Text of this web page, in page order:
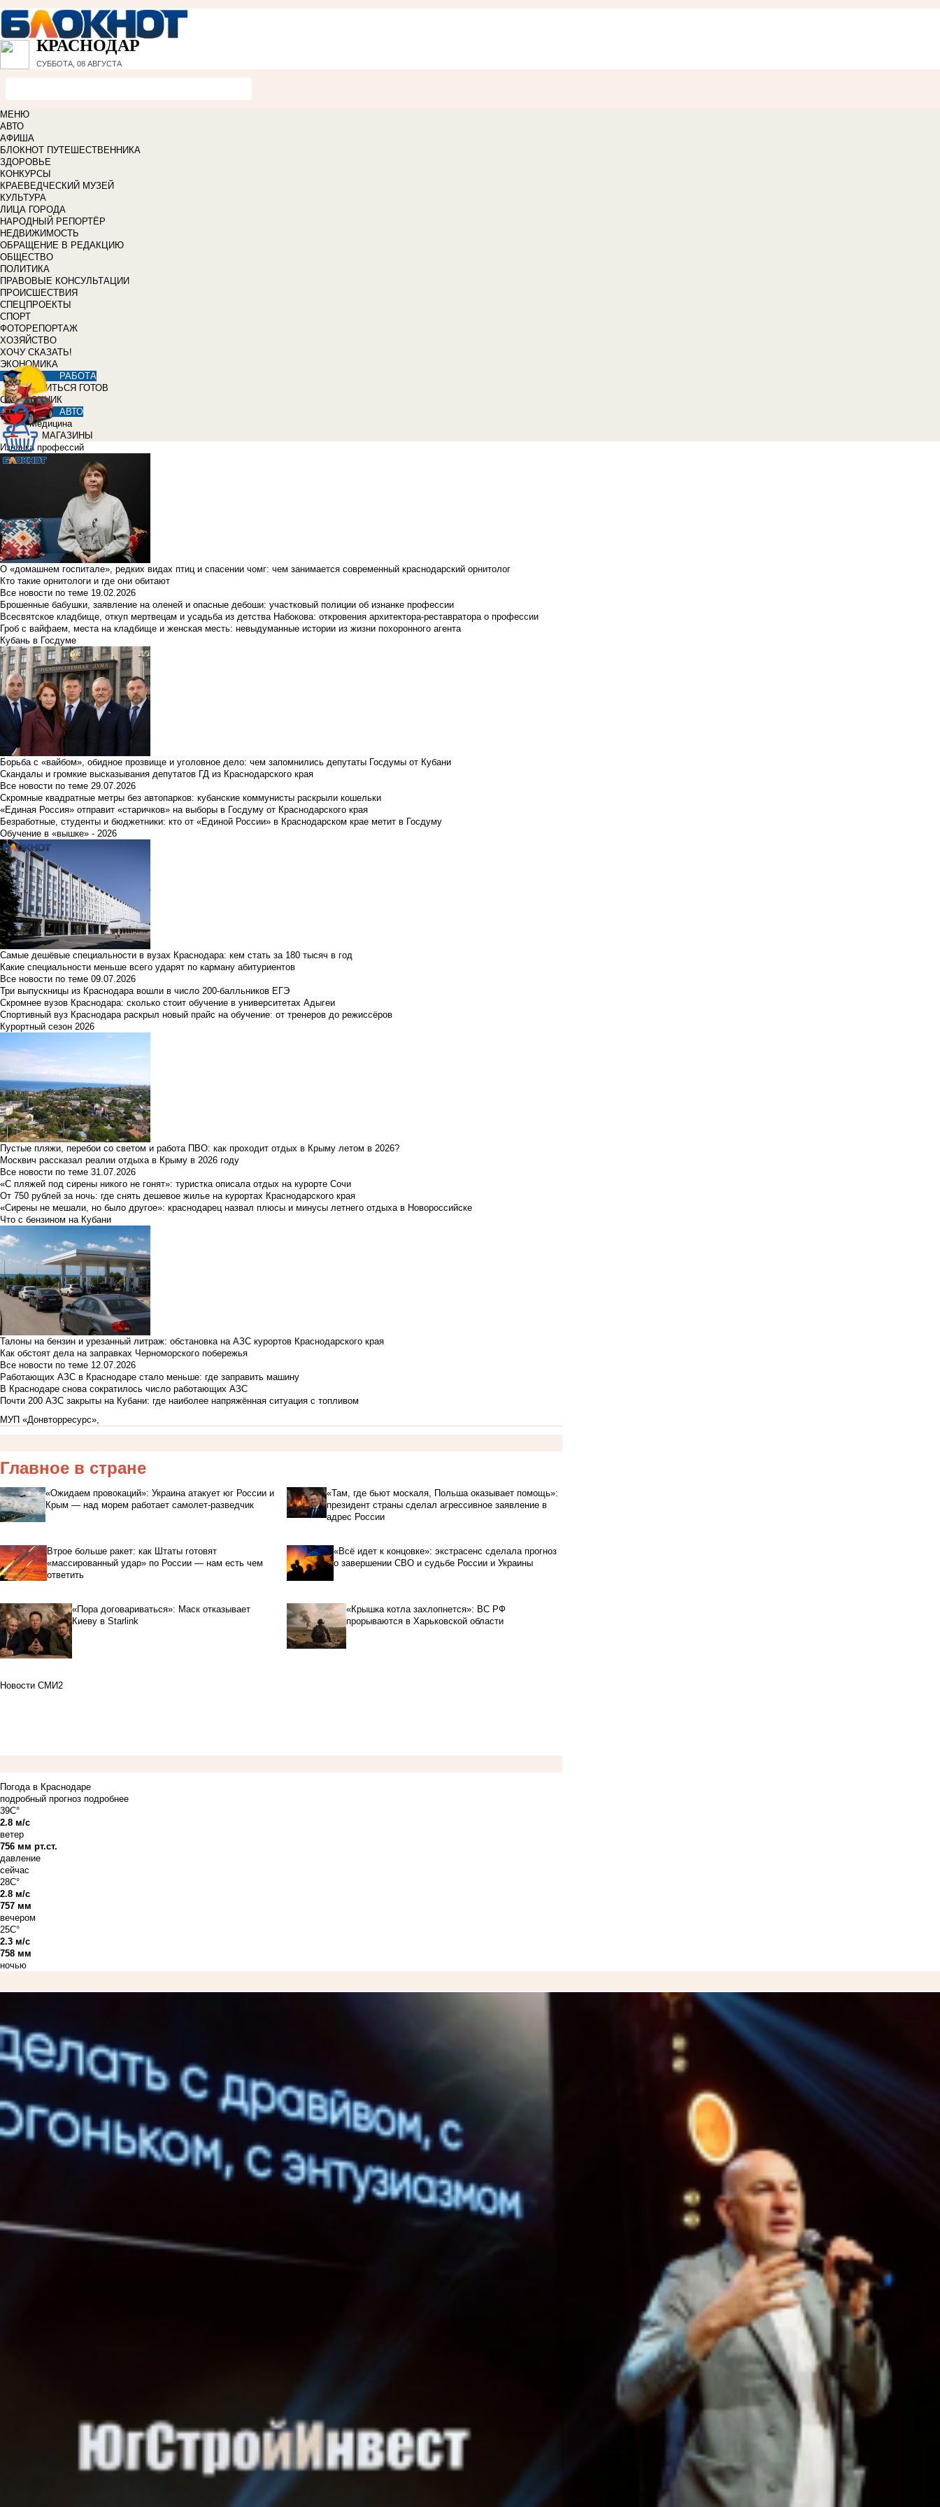
КРАСНОДАР
СУББОТА, 08 АВГУСТА
МЕНЮ
АВТО
АФИША
БЛОКНОТ ПУТЕШЕСТВЕННИКА
ЗДОРОВЬЕ
КОНКУРСЫ
КРАЕВЕДЧЕСКИЙ МУЗЕЙ
КУЛЬТУРА
ЛИЦА ГОРОДА
НАРОДНЫЙ РЕПОРТЁР
НЕДВИЖИМОСТЬ
ОБРАЩЕНИЕ В РЕДАКЦИЮ
ОБЩЕСТВО
ПОЛИТИКА
ПРАВОВЫЕ КОНСУЛЬТАЦИИ
ПРОИСШЕСТВИЯ
СПЕЦПРОЕКТЫ
СПОРТ
ФОТОРЕПОРТАЖ
ХОЗЯЙСТВО
ХОЧУ СКАЗАТЬ!
ЭКОНОМИКА
РАБОТА
УЧИТЬСЯ ГОТОВ
СПРАВОЧНИК
АВТО
Медицина
МАГАЗИНЫ
Изнанка профессий
О «домашнем госпитале», редких видах птиц и спасении чомг: чем занимается современный краснодарский орнитолог
Кто такие орнитологи и где они обитают
Все новости по теме 19.02.2026
Брошенные бабушки, заявление на оленей и опасные дебоши: участковый полиции об изнанке профессии
Всесвятское кладбище, откуп мертвецам и усадьба из детства Набокова: откровения архитектора-реставратора о профессии
Гроб с вайфаем, места на кладбище и женская месть: невыдуманные истории из жизни похоронного агента
Кубань в Госдуме
Борьба с «вайбом», обидное прозвище и уголовное дело: чем запомнились депутаты Госдумы от Кубани
Скандалы и громкие высказывания депутатов ГД из Краснодарского края
Все новости по теме 29.07.2026
Скромные квадратные метры без автопарков: кубанские коммунисты раскрыли кошельки
«Единая Россия» отправит «старичков» на выборы в Госдуму от Краснодарского края
Безработные, студенты и бюджетники: кто от «Единой России» в Краснодарском крае метит в Госдуму
Обучение в «вышке» - 2026
Самые дешёвые специальности в вузах Краснодара: кем стать за 180 тысяч в год
Какие специальности меньше всего ударят по карману абитуриентов
Все новости по теме 09.07.2026
Три выпускницы из Краснодара вошли в число 200-балльников ЕГЭ
Скромнее вузов Краснодара: сколько стоит обучение в университетах Адыгеи
Спортивный вуз Краснодара раскрыл новый прайс на обучение: от тренеров до режиссёров
Курортный сезон 2026
Пустые пляжи, перебои со светом и работа ПВО: как проходит отдых в Крыму летом в 2026?
Москвич рассказал реалии отдыха в Крыму в 2026 году
Все новости по теме 31.07.2026
«С пляжей под сирены никого не гонят»: туристка описала отдых на курорте Сочи
От 750 рублей за ночь: где снять дешевое жилье на курортах Краснодарского края
«Сирены не мешали, но было другое»: краснодарец назвал плюсы и минусы летнего отдыха в Новороссийске
Что с бензином на Кубани
Талоны на бензин и урезанный литраж: обстановка на АЗС курортов Краснодарского края
Как обстоят дела на заправках Черноморского побережья
Все новости по теме 12.07.2026
Работающих АЗС в Краснодаре стало меньше: где заправить машину
В Краснодаре снова сократилось число работающих АЗС
Почти 200 АЗС закрыты на Кубани: где наиболее напряжённая ситуация с топливом
МУП «Донвторресурс»,
Главное в стране
«Ожидаем провокаций»: Украина атакует юг России и
Крым — над морем работает самолет-разведчик
«Там, где бьют москаля, Польша оказывает помощь»:
президент страны сделал агрессивное заявление в
адрес России
Втрое больше ракет: как Штаты готовят
«массированный удар» по России — нам есть чем
ответить
«Всё идет к концовке»: экстрасенс сделала прогноз
о завершении СВО и судьбе России и Украины
«Пора договариваться»: Маск отказывает
Киеву в Starlink
«Крышка котла захлопнется»: ВС РФ
прорываются в Харьковской области
Новости СМИ2
Погода в Краснодаре
подробный прогноз подробнее
39C°
2.8 м/с
ветер
756 мм рт.ст.
давление
сейчас
28C°
2.8 м/с
757 мм
вечером
25C°
2.3 м/с
758 мм
ночью